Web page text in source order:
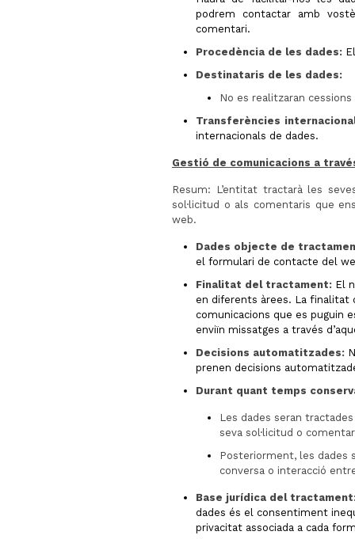
podrem contactar amb
comentari.
Procedència de les dades:
Destinataris de les dades:
No es realitzaran cessions
Transferències
internacionals de dades.
Gestió de comunicacions a
Resum: L’entitat tractarà les
sol·licitud o als comentaris que
web.
Dades objecte de
el formulari de contacte del
Finalitat del tractament: El
en diferents àrees. La finalitat
comunicacions que es puguin
enviïn missatges a través
Decisions automatitzades:
prenen decisions
Durant quant temps
Les dades seran
seva sol·licitud o
Posteriorment, les dades
conversa o interacció
Base jurídica del
dades és el consentiment
privacitat associada a cada